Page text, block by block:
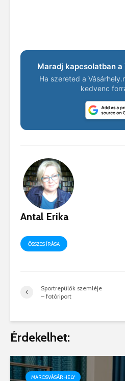
Maradj kapcsolatban
Ha szereted a
kedvenc
Antal Erika
ÖSSZES ÍRÁSA
Sportrepülők szemléje
– fotóriport
Érdekelhet:
MAROSVÁSÁRHELY